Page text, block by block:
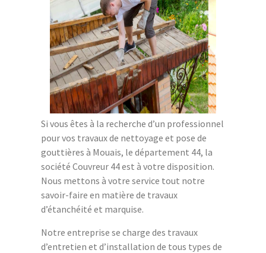
Si vous êtes à la recherche d’un professionnel
pour vos travaux de nettoyage et pose de
gouttières à Mouais, le département 44, la
société Couvreur 44 est à votre disposition.
Nous mettons à votre service tout notre
savoir-faire en matière de travaux
d’étanchéité et marquise.
Notre entreprise se charge des travaux
d’entretien et d’installation de tous types de